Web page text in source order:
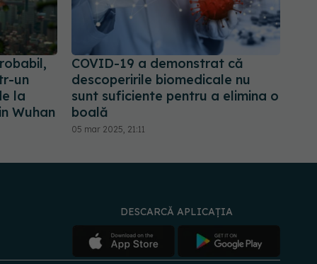
un
la
Wuhan
COVID-19 a demonstrat că
descoperirile biomedicale nu
sunt suficiente pentru a elimina o
boală
05 mar 2025, 21:11
DESCARCĂ APLICAȚIA